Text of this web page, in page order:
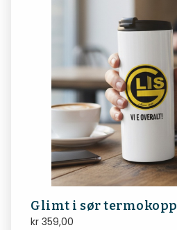
Glimt i sør termokopp
kr 359,00